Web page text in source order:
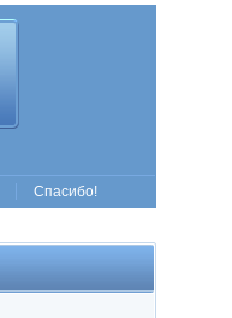
Спасибо!